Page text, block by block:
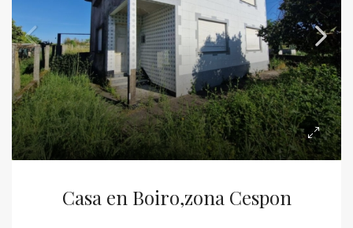
Casa en Boiro,zona Cespon